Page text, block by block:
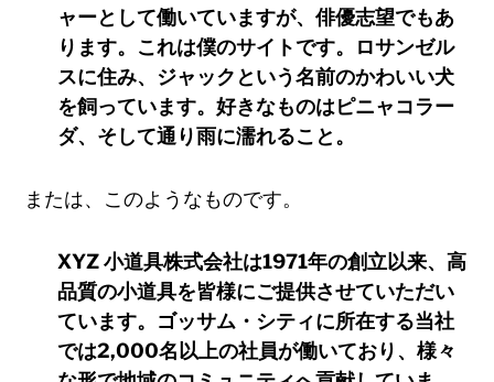
ャーとして働いていますが、俳優志望でもあ
ります。これは僕のサイトです。ロサンゼル
スに住み、ジャックという名前のかわいい犬
を飼っています。好きなものはピニャコラー
ダ、そして通り雨に濡れること。
または、このようなものです。
XYZ 小道具株式会社は1971年の創立以来、高
品質の小道具を皆様にご提供させていただい
ています。ゴッサム・シティに所在する当社
では2,000名以上の社員が働いており、様々